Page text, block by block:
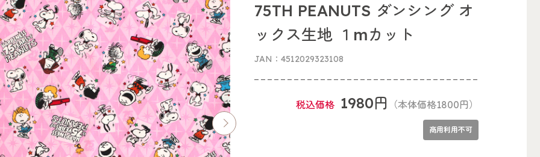
75TH PEANUTS ダンシング オ
ックス生地 １mカット
JAN：4512029323108
税込価格 1980円 （本体価格1800円）
商用利用不可